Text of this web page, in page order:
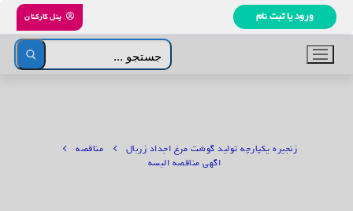
پرش
محتوا
ورود یا ثبت نام پنل کارکنان
جستجو
برای:
زنجیره یکپارچه تولید گوشت مرغ اجداد زربال
مناقصه
اگهی مناقصه البسه